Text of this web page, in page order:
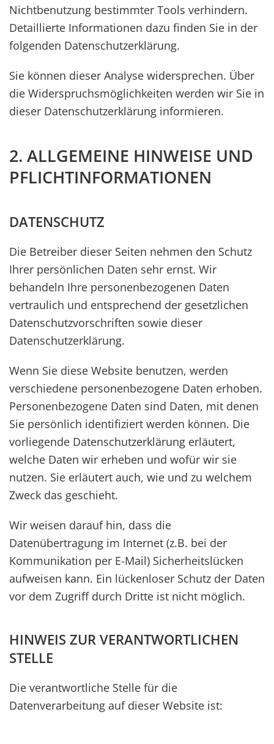
Nichtbenutzung bestimmter Tools verhindern.
Detaillierte Informationen dazu finden Sie in der
folgenden Datenschutzerklärung.
Sie können dieser Analyse widersprechen. Über
die Widerspruchsmöglichkeiten werden wir Sie in
dieser Datenschutzerklärung informieren.
2. ALLGEMEINE HINWEISE UND
PFLICHTINFORMATIONEN
DATENSCHUTZ
Die Betreiber dieser Seiten nehmen den Schutz
Ihrer persönlichen Daten sehr ernst. Wir
behandeln Ihre personenbezogenen Daten
vertraulich und entsprechend der gesetzlichen
Datenschutzvorschriften sowie dieser
Datenschutzerklärung.
Wenn Sie diese Website benutzen, werden
verschiedene personenbezogene Daten erhoben.
Personenbezogene Daten sind Daten, mit denen
Sie persönlich identifiziert werden können. Die
vorliegende Datenschutzerklärung erläutert,
welche Daten wir erheben und wofür wir sie
nutzen. Sie erläutert auch, wie und zu welchem
Zweck das geschieht.
Wir weisen darauf hin, dass die
Datenübertragung im Internet (z.B. bei der
Kommunikation per E-Mail) Sicherheitslücken
aufweisen kann. Ein lückenloser Schutz der Daten
vor dem Zugriff durch Dritte ist nicht möglich.
HINWEIS ZUR VERANTWORTLICHEN
STELLE
Die verantwortliche Stelle für die
Datenverarbeitung auf dieser Website ist: